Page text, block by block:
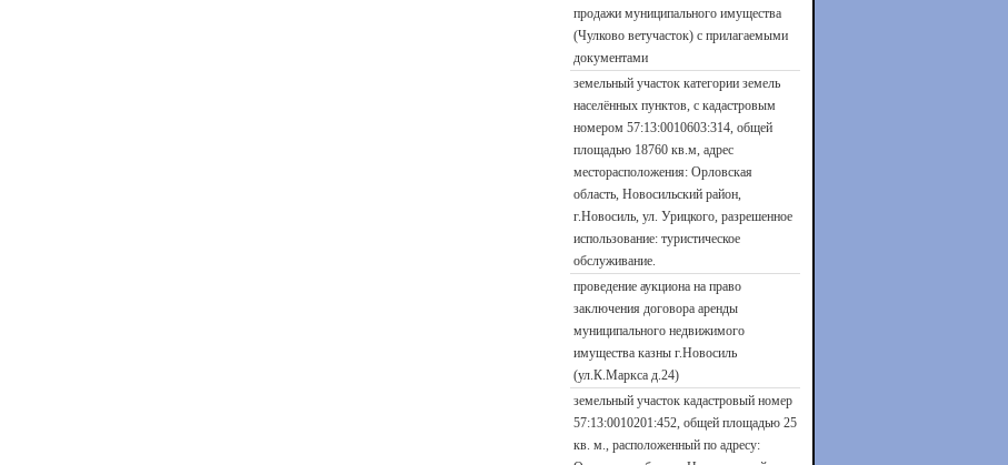
продажи муниципального имущества
(Чулково ветучасток) с прилагаемыми
документами
земельный участок категории земель
населённых пунктов, с кадастровым
номером 57:13:0010603:314, общей
площадью 18760 кв.м, адрес
месторасположения: Орловская
область, Новосильский район,
г.Новосиль, ул. Урицкого, разрешенное
использование: туристическое
обслуживание.
проведение аукциона на право
заключения договора аренды
муниципального недвижимого
имущества казны г.Новосиль
(ул.К.Маркса д.24)
земельный участок кадастровый номер
57:13:0010201:452, общей площадью 25
кв. м., расположенный по адресу: